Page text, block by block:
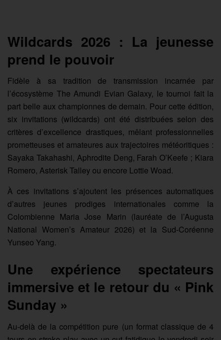
Wildcards 2026 : La jeunesse
prend le pouvoir
Fidèle à sa tradition de transmission incarnée par
l’écosystème The Amundi Evian Galaxy, le tournoi fait la
part belle aux championnes de demain. Pour cette édition,
six invitations (wildcards) ont été distribuées selon des
critères d’excellence drastiques, mêlant professionnelles
prometteuses et amateures aux trajectoires météoritiques :
Sayaka Takahashi, Aphrodite Deng, Farah O’Keefe ; Kiara
Romero, Asterisk Talley ou encore Lottie Woad.
À ces invitations s’ajoutent les présences automatiques
d’autres jeunes prodiges internationales comme la
Colombienne Maria Jose Marin (lauréate de l’Augusta
National Women’s Amateur 2026) et la Sud-Coréenne
Yunseo Yang.
Une expérience spectateurs
immersive et le retour du « Pink
Sunday »
Au-delà de la compétition pure (un format classique de 4